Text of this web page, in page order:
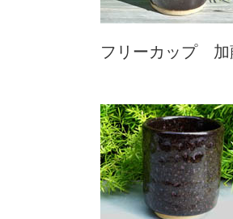
フリーカップ 加